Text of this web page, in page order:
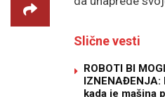
Slične vesti
ROBOTI BI
kada je mašina